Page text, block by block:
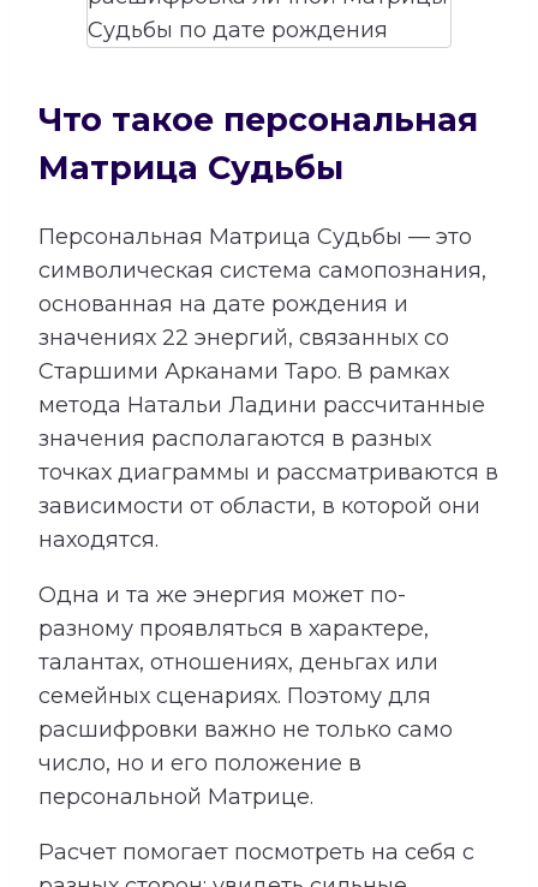
Что такое персональная
Матрица Судьбы
Персональная Матрица Судьбы — это
символическая система самопознания,
основанная на дате рождения и
значениях 22 энергий, связанных со
Старшими Арканами Таро. В рамках
метода Натальи Ладини рассчитанные
значения располагаются в разных
точках диаграммы и рассматриваются в
зависимости от области, в которой они
находятся.
Одна и та же энергия может по-
разному проявляться в характере,
талантах, отношениях, деньгах или
семейных сценариях. Поэтому для
расшифровки важно не только само
число, но и его положение в
персональной Матрице.
Расчет помогает посмотреть на себя с